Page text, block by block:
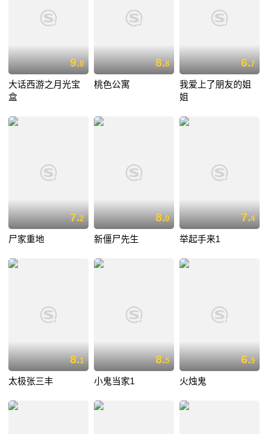
9.0
大话西游之月光宝
盒
8.8
桃色公寓
6.7
我爱上了朋友的姐
姐
7.2
尸家重地
8.0
新僵尸先生
7.4
举起手来1
8.1
太极张三丰
8.5
小鬼当家1
6.9
火烛鬼